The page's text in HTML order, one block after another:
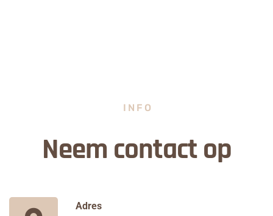
INFO
Neem contact op
Adres